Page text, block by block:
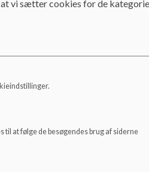
125 elever fordelt på 0.-6. klasse
benyttes af omtrent 90
normeret til 45 børnehavebørn
til 20 børn
at vi sætter cookies for de
til at følge de besøgendes brug af siderne